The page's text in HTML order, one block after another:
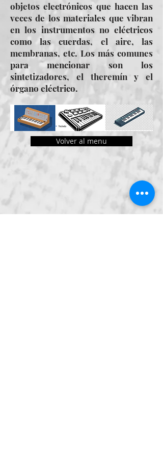
objetos electrónicos que hacen las
veces de los materiales que vibran
en los instrumentos no eléctricos
como las cuerdas, el aire, las
membranas, etc. Los más comunes
para mencionar son los
sintetizadores, el theremín y el
órgano eléctrico.
Volver al menu